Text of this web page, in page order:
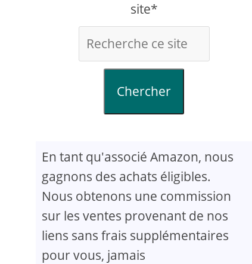
site*
Chercher
En tant qu'associé Amazon, nous
gagnons des achats éligibles.
Nous obtenons une commission
sur les ventes provenant de nos
liens sans frais supplémentaires
pour vous, jamais